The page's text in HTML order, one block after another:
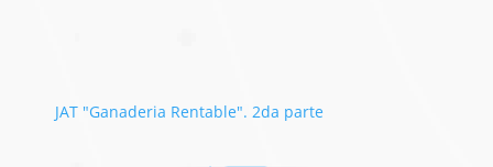
JAT "Ganaderia Rentable". 2da parte